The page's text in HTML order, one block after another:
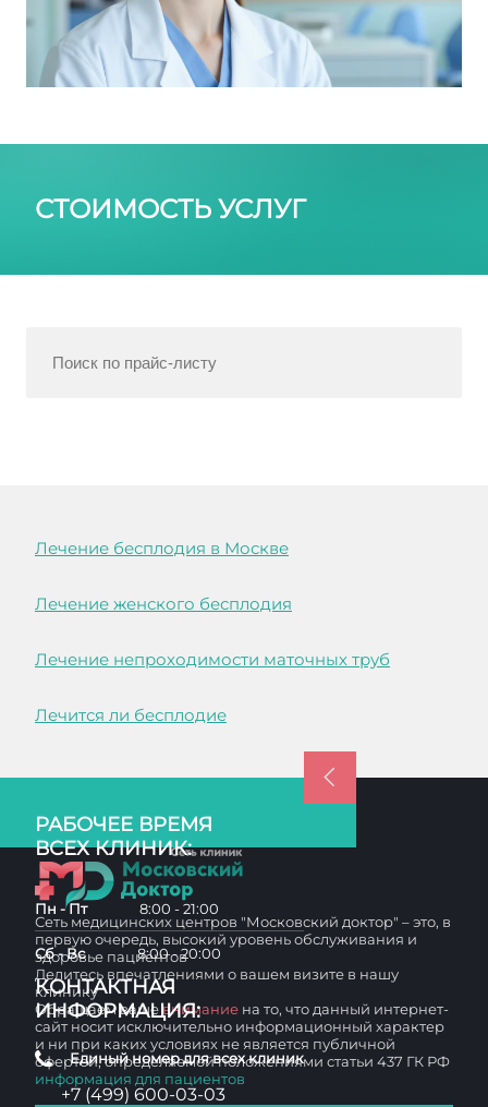
СТОИМОСТЬ УСЛУГ
Лечение бесплодия в Москве
Лечение женского бесплодия
Лечение непроходимости маточных труб
Лечится ли бесплодие
РАБОЧЕЕ ВРЕМЯ
ВСЕХ КЛИНИК:
Пн - Пт 8:00 - 21:00
Сб - Вс 8:00 - 20:00
КОНТАКТНАЯ
ИНФОРМАЦИЯ:
Единый номер для всех клиник
+7 (499) 600-03-03
Сеть медицинских центров "Московский доктор" – это, в
первую очередь, высокий уровень обслуживания и
здоровье пациентов
Делитесь впечатлениями о вашем визите в нашу
клинику
Обращаем вашевнимание на то, что данный интернет-
сайт носит исключительно информационный характер
и ни при каких условиях не является публичной
офертой, определяемой положениями статьи 437 ГК РФ
информация для пациентов